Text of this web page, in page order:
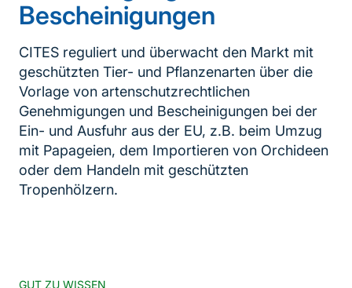
Bescheinigungen
CITES reguliert und überwacht den Markt mit
geschützten Tier- und Pflanzenarten über die
Vorlage von artenschutzrechtlichen
Genehmigungen und Bescheinigungen bei der
Ein- und Ausfuhr aus der EU, z.B. beim Umzug
mit Papageien, dem Importieren von Orchideen
oder dem Handeln mit geschützten
Tropenhölzern.
GUT ZU WISSEN